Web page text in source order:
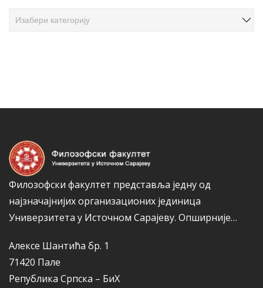
Филозофски факултет представља једну од
најзначајнијих организационих јединица
Универзитета у Источном Сарајеву. Опширније…
Алексе Шантића бр. 1
71420 Пале
Република Српска – БиХ